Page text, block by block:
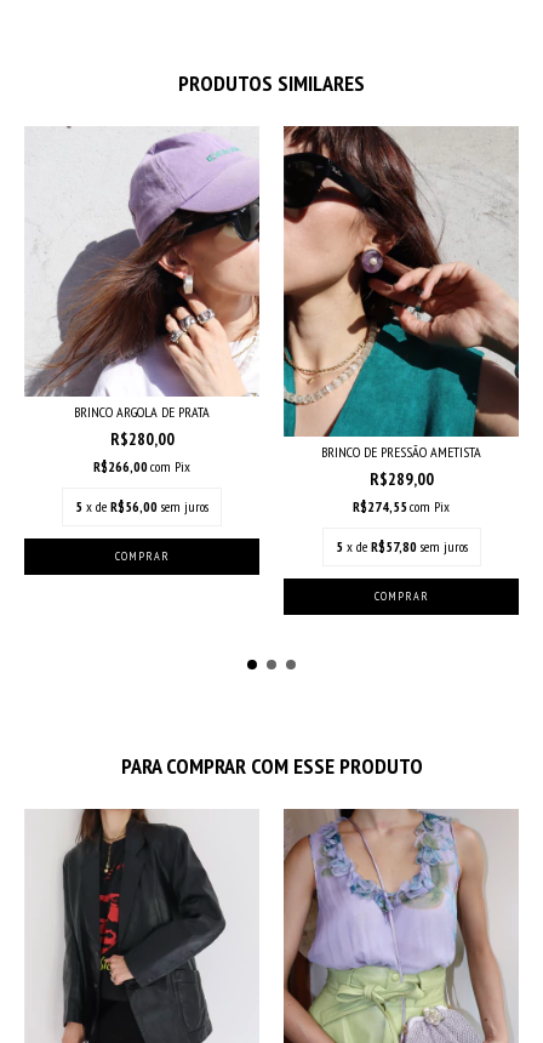
PRODUTOS SIMILARES
BRINCO ARGOLA DE PRATA
R$280,00
R$266,00com Pix
5 x de R$56,00 sem juros
BRINCO DE PRESSÃO AMETISTA
R$289,00
R$274,55com Pix
5 x de R$57,80 sem juros
PARA COMPRAR COM ESSE PRODUTO